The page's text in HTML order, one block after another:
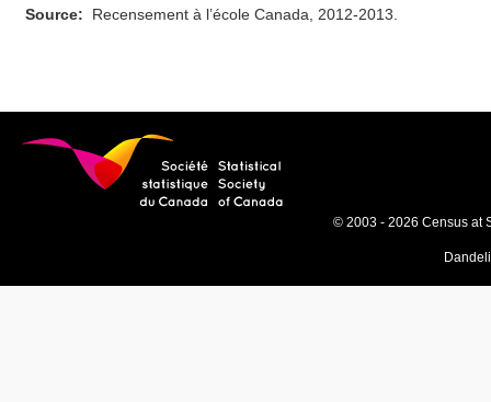
Source: Recensement à l’école Canada, 2012-2013.
© 2003 - 2026 Census at